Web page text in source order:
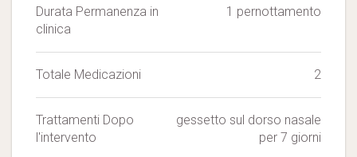
Durata Permanenza in
clinica
1 pernottamento
Totale Medicazioni 2
Trattamenti Dopo
l'intervento
gessetto sul dorso nasale
per 7 giorni